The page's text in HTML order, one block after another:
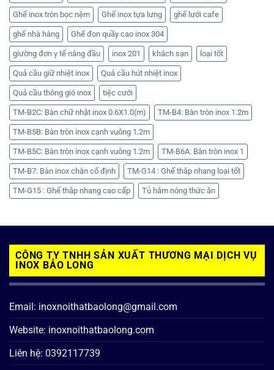
Ghế inox tròn bọc nệm Ghế inox tựa lưng ghế lưới cafe
ghế nhà hàng Ghế đon quầy cao inox 304
giường đơn y tế nâng đầu inox 201 khách sạn loại tốt
Quả cầu giữ nhiệt inox Quả cầu hút nhiệt inox
Quả cầu thông gió inox tiệc cưới
TM-B2C: Bàn chữ nhật inox 0.6X1.0(m) TM-B4: Bàn tròn inox 1.2m
TM-B5B: Bàn tròn inox cạnh vuông 1.2m
TM-B5C: Bàn tròn inox cạnh vuông 1.2m TM-B6A: Bàn tròn inox 1
TM-B7: Bàn inox chân cố định TM-G14 : Ghế thắp nhang loại tốt
TM-G15 : Ghế thắp nhang cao cấp Tủ hâm nóng thức ăn
CÔNG TY TNHH SẢN XUẤT THƯƠNG MẠI DỊCH VỤ
INOX BẢO LONG
Email: inoxnoithatbaolong@gmail.com
Website: inoxnoithatbaolong.com
Liên hệ: 0392117739